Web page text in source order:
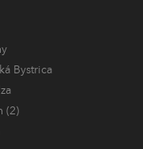
Bystrica
(2)